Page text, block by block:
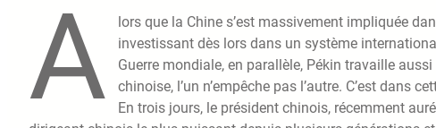
A
lors que la Chine s’est massivement impliquée
investissant dès lors dans un système
Guerre mondiale, en parallèle, Pékin travaille
chinoise, l’un n’empêche pas l’autre. C’est dans
En trois jours, le président chinois, récemment